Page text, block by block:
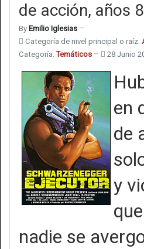
de acción, años
By Emilio Iglesias
Categoría de nivel principal o raíz:
Categoría:Temáticos 28 Junio
en
de
y
nadie se